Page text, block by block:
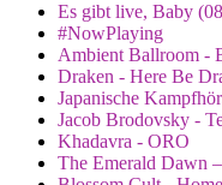
Es gibt live, Baby
#NowPlaying
Ambient Ballroom -
Draken - Here Be
Japanische
Jacob Brodovsky -
Khadavra - ORO
The Emerald Dawn